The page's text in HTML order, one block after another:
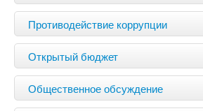
Противодействие коррупции
Открытый бюджет
Общественное обсуждение